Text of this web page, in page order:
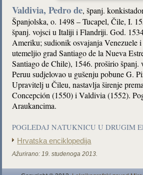
Valdivia, Pedro de, španj.
Španjolska, o. 1498 – Tucapel, Čile, I.
španj. vojsci u Italiji i Flandriji. God.
Ameriku; sudionik osvajanja Venezuele i
utemeljio grad Santiago de la Nueva
Santiago de Chile), 1546. proširio španj.
Peruu sudjelovao u gušenju pobune G.
Upravitelj u Čileu, nastavlja širenje
Concepción (1550) i Valdivia (1552).
Araukancima.
POGLEDAJ NATUKNICU U DRUGIM
Hrvatska enciklopedija
Ažurirano: 19. studenoga 2013.